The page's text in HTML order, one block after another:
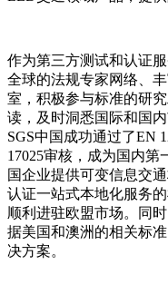
作为第三方测试和认证
全球的法规专家网络、
室，积极参与标准的研
读，及时洞悉国际和国
SGS中国成功通过了EN
17025审核，成为国内
国企业提供可变信息交
认证一站式本地化服务
顺利进驻欧盟市场。同
据美国和澳洲的相关标
决方案。